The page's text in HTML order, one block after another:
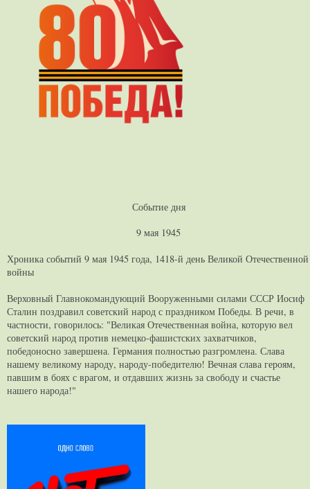
Событие дня
9 мая 1945
Хроника событий 9 мая 1945 года, 1418-й день Великой Отечественной
войны
Верховный Главнокомандующий Вооруженными силами СССР Иосиф
Сталин поздравил советский народ с праздником Победы. В речи, в
частности, говорилось: "Великая Отечественная война, которую вел
советский народ против немецко-фашистских захватчиков,
победоносно завершена. Германия полностью разгромлена. Слава
нашему великому народу, народу-победителю! Вечная слава героям,
павшим в боях с врагом, и отдавших жизнь за свободу и счастье
нашего народа!"